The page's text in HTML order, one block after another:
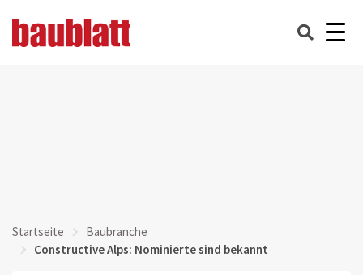
Startseite
Baubranche
Constructive Alps: Nominierte sind bekannt